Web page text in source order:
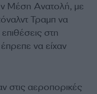
Μέση Ανατολή, με
Τραμπ να
στη
να είχαν
στις αεροπορικές